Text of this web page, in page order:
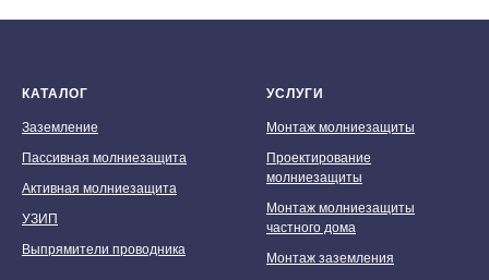
КАТАЛОГ
Заземление
Пассивная молниезащита
Активная молниезащита
УЗИП
Выпрямители проводника
УСЛУГИ
Монтаж молниезащиты
Проектирование
молниезащиты
Монтаж молниезащиты
частного дома
Монтаж заземления